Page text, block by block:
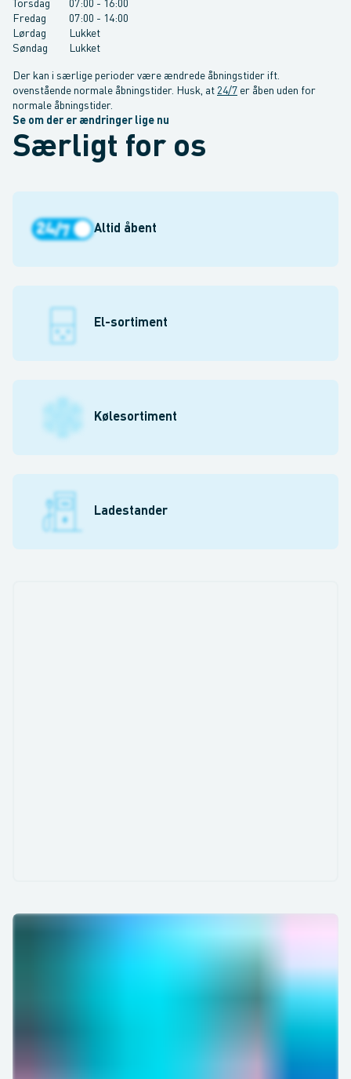
Torsdag
07:00 - 16:00
Fredag
07:00 - 14:00
Lørdag
Lukket
Søndag
Lukket
Der kan i særlige perioder være ændrede åbningstider ift.
ovenstående normale åbningstider. Husk, at 24/7 er åben uden for
normale åbningstider.
Se om der er ændringer lige nu
Særligt for os
Altid åbent
El-sortiment
Kølesortiment
Ladestander